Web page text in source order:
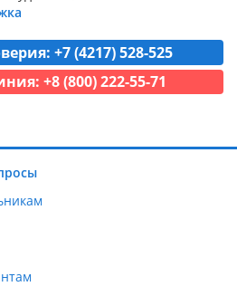
+7 (4217) 528-525
+8 (800) 222-55-71